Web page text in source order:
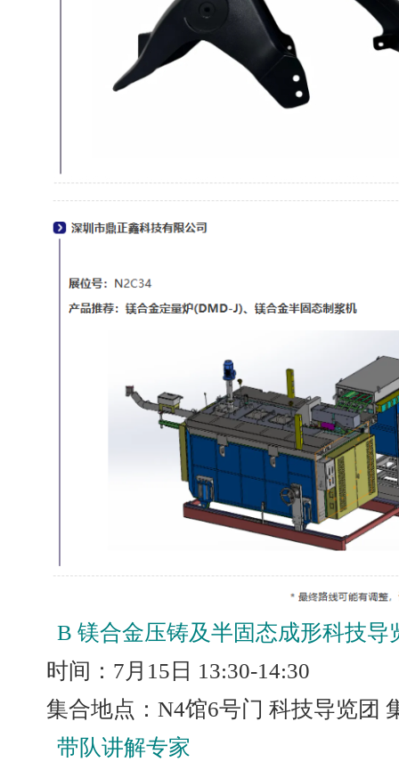
B 镁合金压铸及半固态成形科技导
时间：7月15日 13:30-14:30
集合地点：N4馆6号门 科技导览团
带队讲解专家